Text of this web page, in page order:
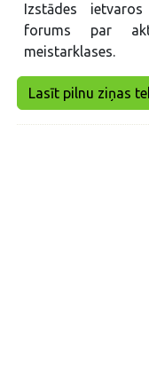
Izstādes
forums par
meistarklases.
Lasīt pilnu ziņas